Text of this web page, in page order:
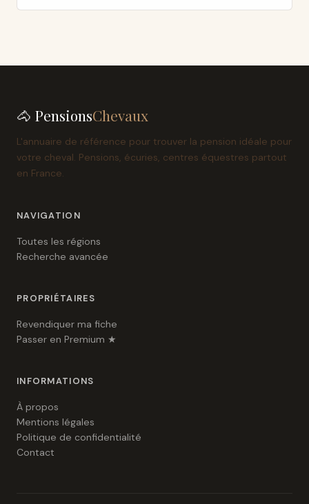
🐴 PensionsChevaux
L'annuaire de référence pour trouver la pension idéale pour
votre cheval. Pensions, écuries, centres équestres partout
en France.
NAVIGATION
Toutes les régions
Recherche avancée
PROPRIÉTAIRES
Revendiquer ma fiche
Passer en Premium ★
INFORMATIONS
À propos
Mentions légales
Politique de confidentialité
Contact